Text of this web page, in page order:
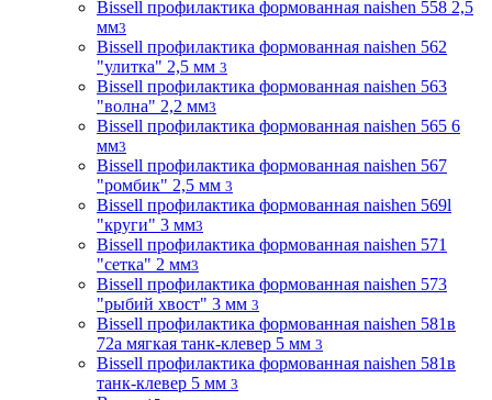
Bissell профилактика формованная naishen 558 2,5
мм3
Bissell профилактика формованная naishen 562
"улитка" 2,5 мм 3
Bissell профилактика формованная naishen 563
"волна" 2,2 мм3
Bissell профилактика формованная naishen 565 6
мм3
Bissell профилактика формованная naishen 567
"ромбик" 2,5 мм 3
Bissell профилактика формованная naishen 569l
"круги" 3 мм3
Bissell профилактика формованная naishen 571
"сетка" 2 мм3
Bissell профилактика формованная naishen 573
"рыбий хвост" 3 мм 3
Bissell профилактика формованная naishen 581в
72а мягкая танк-клевер 5 мм 3
Bissell профилактика формованная naishen 581в
танк-клевер 5 мм 3